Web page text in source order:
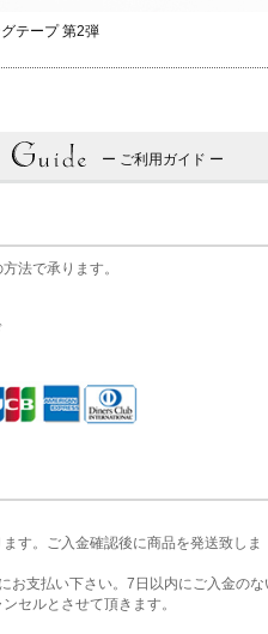
テープ 第2弾
ー ご利用ガイド ー
法で承ります。
す。ご入金確認後に商品を発送致しま
お支払い下さい。7日以内にご入金のな
セルとさせて頂きます。